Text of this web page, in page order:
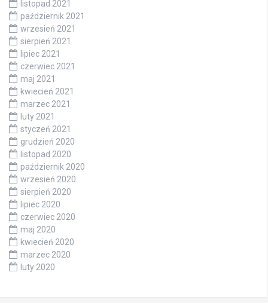
listopad 2021
październik 2021
wrzesień 2021
sierpień 2021
lipiec 2021
czerwiec 2021
maj 2021
kwiecień 2021
marzec 2021
luty 2021
styczeń 2021
grudzień 2020
listopad 2020
październik 2020
wrzesień 2020
sierpień 2020
lipiec 2020
czerwiec 2020
maj 2020
kwiecień 2020
marzec 2020
luty 2020